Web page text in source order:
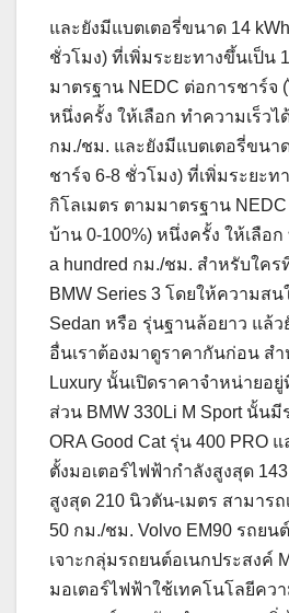
และยังมีแบตเตอรี่ขนาด 14
ชั่วโมง) ที่เพิ่มระยะทางขึ้นเป็น
มาตรฐาน NEDC ต่อการชาร์จ
หนึ่งครั้ง ให้เลือก ทำความเร็วไ
กม./ชม. และยังมีแบตเตอรี่ขนาด
ชาร์จ 6-8 ชั่วโมง) ที่เพิ่มระยะท
กิโลเมตร ตามมาตรฐาน
บ้าน 0-100%) หนึ่งครั้ง ให้เลือ
a hundred กม./ชม. สำหรับใคร
BMW Series 3 โดยให้ความสน
Sedan หรือ รุ่นฐานล้อยาว แล้ว
อื่นเราต้องมาดูราคากันก่อน สำ
Luxury นั้นเปิดราคาจำหน่ายอ
ส่วน BMW 330Li M Sport นั้น
ORA Good Cat รุ่น 400 PRO
ตั้งมอเตอร์ไฟฟ้ากำลังสูงสุด
สูงสุด 210 นิวตัน-เมตร สามารถ
50 กม./ชม. Volvo EM90 รถยน
เจาะกลุ่มรถยนต์อเนกประสงค์
มอเตอร์ไฟฟ้าใช้เทคโนโลยีคว